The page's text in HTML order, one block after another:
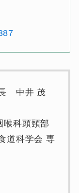
中井 茂
科頭頸部
道科学会 専